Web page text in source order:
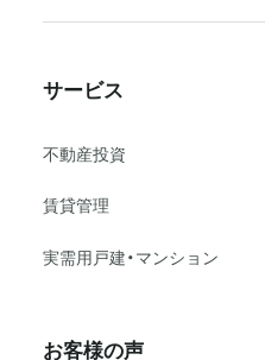
サービス
不動産投資
賃貸管理
実需用戸建・マンション
お客様の声